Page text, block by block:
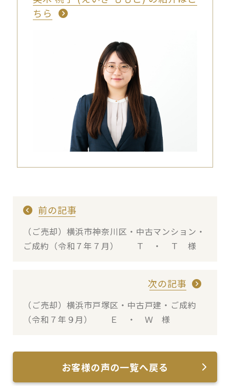
ちら
前の記事
（ご売却）横浜市神奈川区・中古マンション・
ご成約（令和７年７月） Ｔ ・ Ｔ 様
次の記事
（ご売却）横浜市戸塚区・中古戸建・ご成約
（令和７年９月） Ｅ ・ Ｗ 様
お客様の声の一覧へ戻る